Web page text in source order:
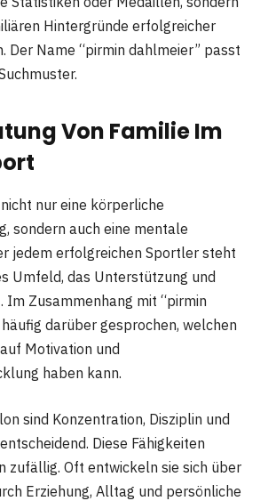
Hintergründe erfolgreicher
Der Name “pirmin dahlmeier” passt
Von Familie Im
nur eine körperliche
sondern auch eine mentale
jedem erfolgreichen Sportler steht
Umfeld, das Unterstützung und
Im Zusammenhang mit “pirmin
darüber gesprochen, welchen
Motivation und
haben kann.
sind Konzentration, Disziplin und
Diese Fähigkeiten
zufällig. Oft entwickeln sie sich über
Erziehung, Alltag und persönliche